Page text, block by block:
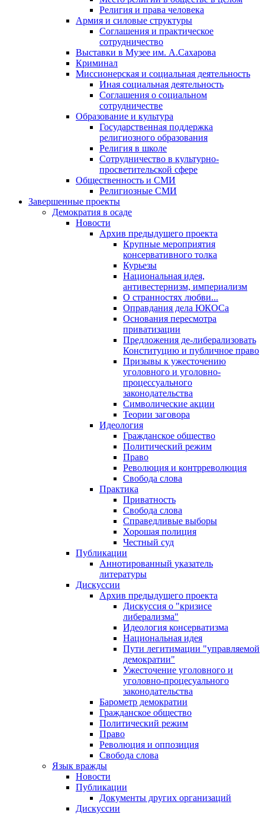
Религия и права человека
Армия и силовые структуры
Соглашения и практическое
сотрудничество
Выставки в Музее им. А.Сахарова
Криминал
Миссионерская и социальная деятельность
Иная социальная деятельность
Соглашения о социальном
сотрудничестве
Образование и культура
Государственная поддержка
религиозного образования
Религия в школе
Сотрудничество в культурно-
просветительской сфере
Общественность и СМИ
Религиозные СМИ
Завершенные проекты
Демократия в осаде
Новости
Архив предыдущего проекта
Крупные мероприятия
консервативного толка
Курьезы
Национальная идея,
антивестернизм, империализм
О странностях любви...
Оправдания дела ЮКОСа
Основания пересмотра
приватизации
Предложения де-либерализовать
Конституцию и публичное право
Призывы к ужесточению
уголовного и уголовно-
процессуального
законодательства
Символические акции
Теории заговора
Идеология
Гражданское общество
Политический режим
Право
Революция и контрреволюция
Свобода слова
Практика
Приватность
Свобода слова
Справедливые выборы
Хорошая полиция
Честный суд
Публикации
Аннотированный указатель
литературы
Дискуссии
Архив предыдущего проекта
Дискуссия о "кризисе
либерализма"
Идеология консерватизма
Национальная идея
Пути легитимации "управляемой
демократии"
Ужесточение уголовного и
уголовно-процесуального
законодательства
Барометр демократии
Гражданское общество
Политический режим
Право
Революция и оппозиция
Свобода слова
Язык вражды
Новости
Публикации
Документы других организаций
Дискуссии